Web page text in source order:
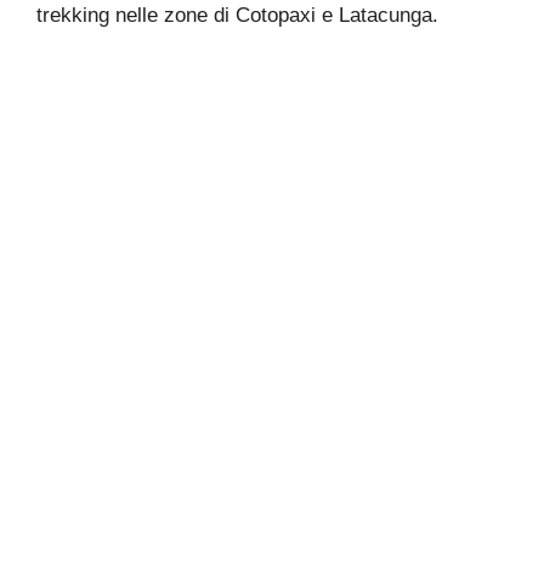
trekking nelle zone di Cotopaxi e Latacunga.